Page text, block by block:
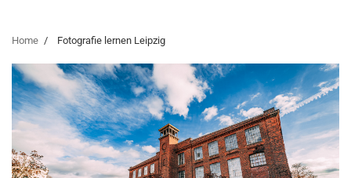
Home Fotografie lernen Leipzig